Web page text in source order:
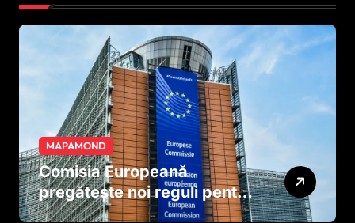
MAPAMOND
Comisia Europeană
pregătește noi reguli pentru
tutun și țigările electronice